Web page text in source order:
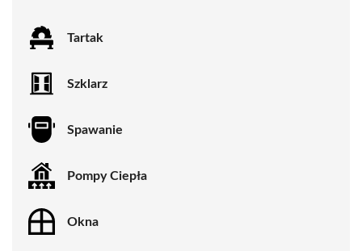
Tartak
Szklarz
Spawanie
Pompy Ciepła
Okna